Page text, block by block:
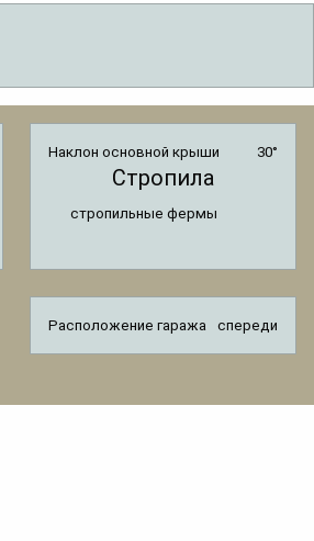
Наклон основной крыши 30°
Стропила
стропильные фермы
Расположение гаража спереди